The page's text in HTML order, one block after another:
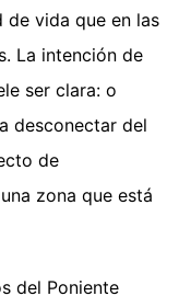
de vida que en las
La intención de
ser clara: o
desconectar del
de
zona que está
del Poniente